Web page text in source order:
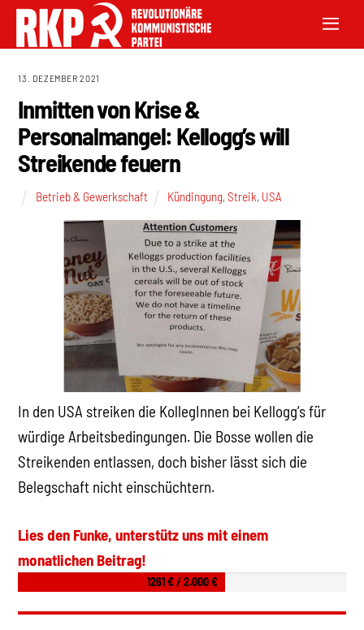
13. DEZEMBER 2021
Inmitten von Krise &
Personalmangel: Kellogg’s will
Streikende feuern
Betrieb & Gewerkschaft Kündingung,Streik, USA
In den USA streiken die KollegInnen bei Kellogg’s für
würdige Arbeitsbedingungen. Die Bosse wollen die
Streikenden entlassen, doch bisher lässt sich die
Belegschaft nicht einschüchtern.
Lies den Funke, unterstütz uns mit einem
monatlichen Beitrag!
1261 € / 2.000 €